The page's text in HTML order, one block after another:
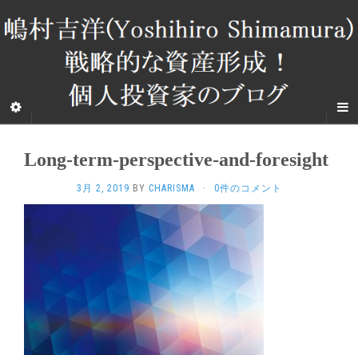
Long-term-perspective-and-foresight
3月 2, 2019 BY CHARISMA · 0件のコメント